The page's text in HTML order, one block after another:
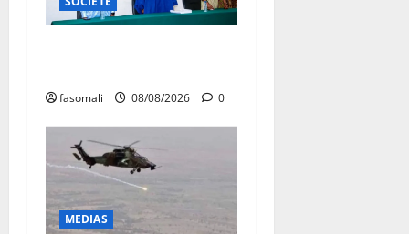
fasomali 08/08/2026 0
MEDIAS